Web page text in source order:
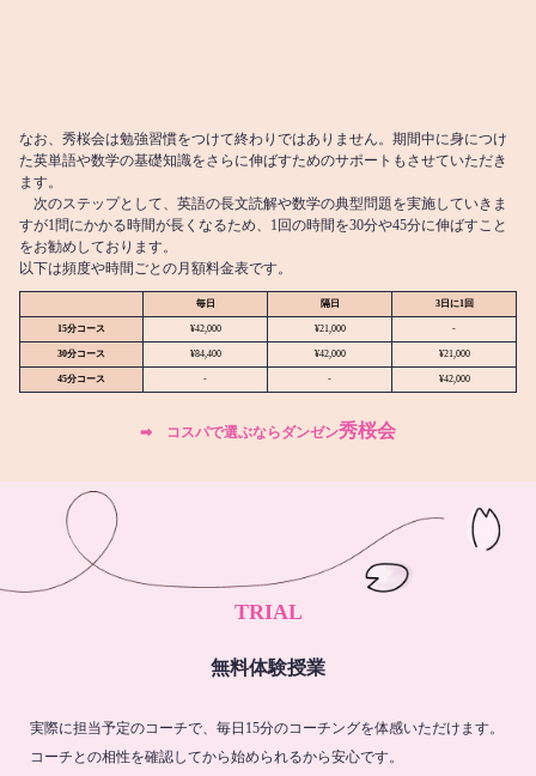
なお、秀桜会は勉強習慣をつけて終わりではありません。期間中に身につけ
た英単語や数学の基礎知識をさらに伸ばすためのサポートもさせていただき
ます。
次のステップとして、英語の長文読解や数学の典型問題を実施していきま
すが1問にかかる時間が長くなるため、1回の時間を30分や45分に伸ばすこと
をお勧めしております。
以下は頻度や時間ごとの月額料金表です。
毎日 隔日 3日に1回
15分コース ¥42,000 ¥21,000 -
30分コース ¥84,400 ¥42,000 ¥21,000
45分コース - - ¥42,000
➡︎ コスパで選ぶならダンゼン秀桜会
TRIAL
無料体験授業
実際に担当予定のコーチで、毎日15分のコーチングを体感いただけます。
コーチとの相性を確認してから始められるから安心です。